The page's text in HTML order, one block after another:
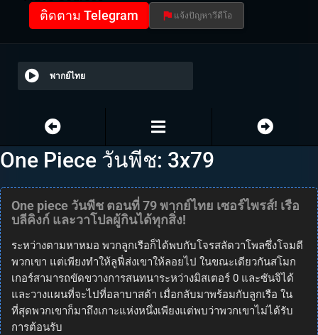
ติดตาม Telegram แจ้งปัญหาวีดีโอ
พากย์ไทย
One Piece วันพีช: 3x79
One piece วันพีช ตอนที่ 79 พากย์ไทย เซอร์ไพรส์! เรือ
บลีคิงก์ และวาโปลผู้กินได้ทุกสิ่ง!
ระหว่างตามหาหมอ พวกลูกเรือก็ได้พบกับโจรสลัดวาโพลซึ่งโจมตี
พวกเขา แต่เพียงทำให้ลูฟี่ส่งเขาให้ลอยไป ในขณะเดียวกันสโมก
เกอร์สามารถขัดขวางการสนทนาระหว่างมิสเตอร์ 0 และซันจิได้
และวางแผนที่จะไปที่อลาบาสต้า เมื่อกลับมาพร้อมกับลูกเรือ ใน
ที่สุดพวกเขาก็มาถึงเกาะแห่งหนึ่งเพียงแต่พบว่าพวกเขาไม่ได้รับ
การต้อนรับ